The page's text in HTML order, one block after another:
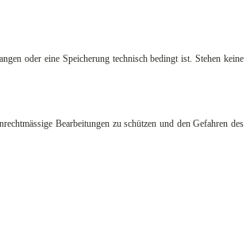
oder eine Speicherung technisch bedingt ist. Stehen keine
Bearbeitungen zu schützen und den Gefahren des